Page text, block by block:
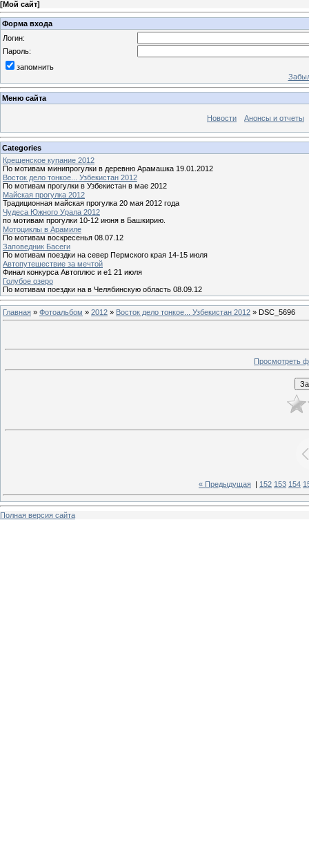
[Мой сайт]
Форма входа
Логин:
Пароль:
запомнить
Меню сайта
Новости Анонсы и отчеты
Categories
Крещенское купание 2012
По мотивам минипрогулки в деревню Арамашка 19.01.2012
Восток дело тонкое... Узбекистан 2012
По мотивам прогулки в Узбекистан в мае 2012
Майская прогулка 2012
Традиционная майская прогулка 20 мая 2012 года
Чудеса Южного Урала 2012
по мотивам прогулки 10-12 июня в Башкирию.
Мотоциклы в Арамиле
По мотивам воскресенья 08.07.12
Заповедник Басеги
По мотивам поездки на север Пермского края 14-15 июля
Автопутешествие за мечтой
Финал конкурса Автоплюс и е1 21 июля
Голубое озеро
По мотивам поездки на в Челябинскую область 08.09.12
Главная » Фотоальбом » 2012 » Восток дело тонкое... Узбекистан 2012 » DSC_5696
Просмотреть
« Предыдущая 152 153 154
Полная версия сайта